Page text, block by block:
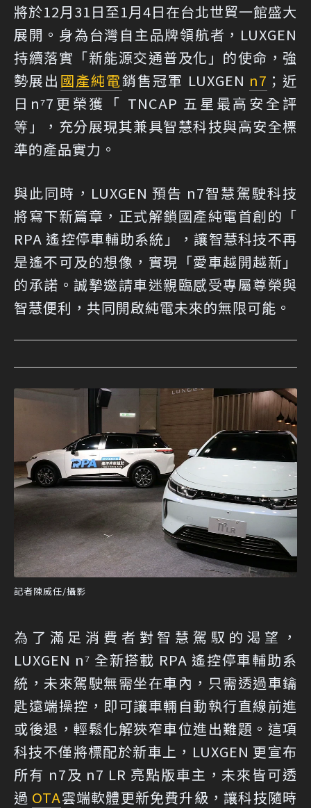
將於12月31日至1月4日在台北世貿一館盛大
展開。身為台灣自主品牌領航者，LUXGEN
持續落實「新能源交通普及化」的使命，強
勢展出 國產純電銷售冠軍 LUXGEN n7 ；近
日n⁷7更榮獲「 TNCAP 五星最高安全評
等」，充分展現其兼具智慧科技與高安全標
準的產品實力。
與此同時，LUXGEN 預告 n7智慧駕駛科技
將寫下新篇章，正式解鎖國產純電首創的「
RPA 遙控停車輔助系統」，讓智慧科技不再
是遙不可及的想像，實現「愛車越開越新」
的承諾。誠摯邀請車迷親臨感受專屬尊榮與
智慧便利，共同開啟純電未來的無限可能。
記者陳威任/攝影
為了滿足消費者對智慧駕馭的渴望，
LUXGEN n⁷ 全新搭載 RPA 遙控停車輔助系
統，未來駕駛無需坐在車內，只需透過車鑰
匙遠端操控，即可讓車輛自動執行直線前進
或後退，輕鬆化解狹窄車位進出難題。這項
科技不僅將標配於新車上，LUXGEN 更宣布
所有 n7及 n7 LR 亮點版車主，未來皆可透
過 OTA雲端軟體更新免費升級，讓科技隨時